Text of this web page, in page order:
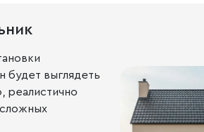
будет выглядеть
реалистично